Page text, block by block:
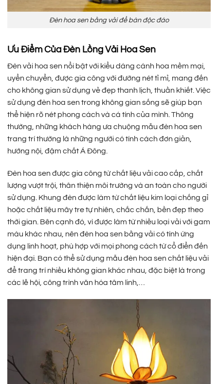
Đèn hoa sen bằng vải để bàn độc đáo
Ưu Điểm Của Đèn Lồng Vải Hoa Sen
Đèn vải hoa sen nổi bật với kiểu dáng cánh hoa mềm mại,
uyển chuyển, được gia công với đường nét tỉ mỉ, mang đến
cho không gian sử dụng vẻ đẹp thanh lịch, thuần khiết. Việc
sử dụng đèn hoa sen trong không gian sống sẽ giúp bạn
thể hiện rõ nét phong cách và cá tính của mình. Thông
thường, những khách hàng ưa chuộng mẫu đèn hoa sen
trang trí thường là những người có tính cách đơn giản,
hướng nội, đậm chất Á Đông.
Đèn hoa sen được gia công từ chất liệu vải cao cấp, chất
lượng vượt trội, thân thiện môi trường và an toàn cho người
sử dụng. Khung đèn được làm từ chất liệu kim loại chống gỉ
hoặc chất liệu mây tre tự nhiên, chắc chắn, bền đẹp theo
thời gian. Bên cạnh đó, vì được làm từ nhiều loại vải với gam
màu khác nhau, nên đèn hoa sen bằng vải có tính ứng
dụng linh hoạt, phù hợp với mọi phong cách từ cổ điển đến
hiện đại. Bạn có thể sử dụng mẫu đèn hoa sen chất liệu vải
để trang trí nhiều không gian khác nhau, đặc biệt là trong
các lễ hội, công trình văn hóa tâm linh,…